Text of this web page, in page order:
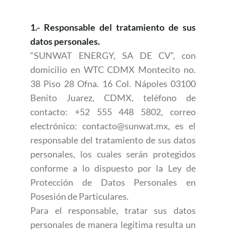
1.- Responsable del tratamiento de sus
datos personales.
“SUNWAT ENERGY, SA DE CV”, con
domicilio en WTC CDMX Montecito no.
38 Piso 28 Ofna. 16 Col. Nápoles 03100
Benito Juarez, CDMX, teléfono de
contacto: +52 555 448 5802, correo
electrónico: contacto@sunwat.mx, es el
responsable del tratamiento de sus datos
personales, los cuales serán protegidos
conforme a lo dispuesto por la Ley de
Protección de Datos Personales en
Posesión de Particulares.
Para el responsable, tratar sus datos
personales de manera legítima resulta un